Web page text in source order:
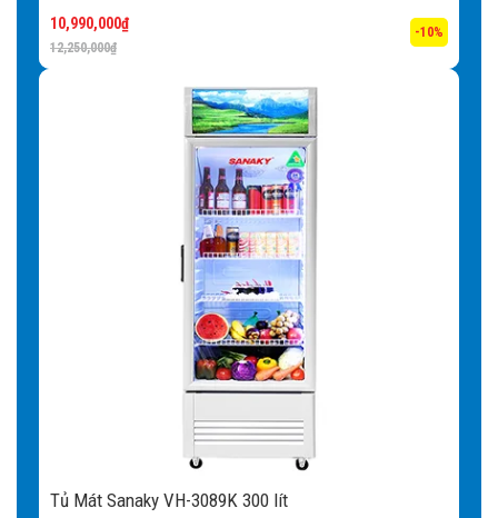
12,250,000₫
10,990,000₫
-10%
Tủ Mát Sanaky VH-3089K 300 lít